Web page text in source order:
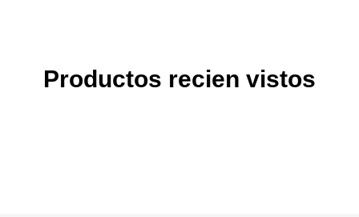
Productos recien vistos